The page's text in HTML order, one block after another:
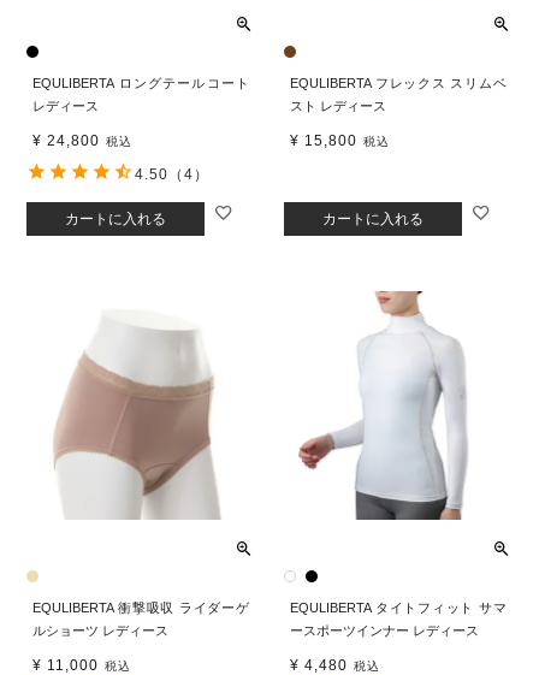
EQULIBERTA ロングテールコート
レディース
¥ 24,800 税込
カートに入れる
4.50 （4）
EQULIBERTA フレックス スリムベ
スト レディース
¥ 15,800 税込
カートに入れる
EQULIBERTA 衝撃吸収 ライダーゲ
ルショーツ レディース
¥ 11,000 税込
EQULIBERTA タイトフィット サマ
ースポーツインナー レディース
¥ 4,480 税込